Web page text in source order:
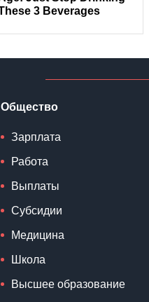
Общество
Зарплата
Работа
Выплаты
Субсидии
Медицина
Школа
Высшее образование